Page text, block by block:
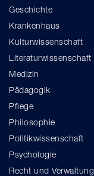
Geschichte
Krankenhaus
Kulturwissenschaft
Literaturwissenschaft
Medizin
Pädagogik
Pflege
Philosophie
Politikwissenschaft
Psychologie
Recht und Verwaltung